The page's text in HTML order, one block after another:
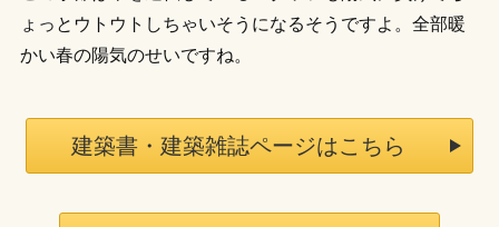
ょっとウトウトしちゃいそうになるそうですよ。全部暖
かい春の陽気のせいですね。
建築書・建築雑誌ページはこちら